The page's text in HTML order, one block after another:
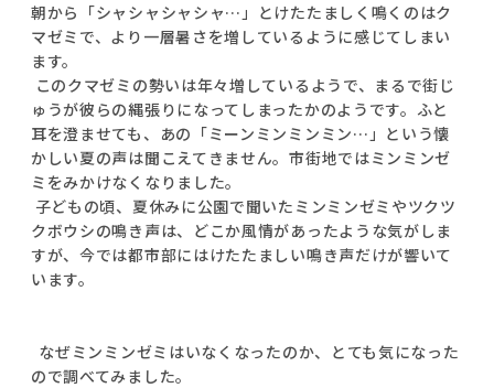
朝から「シャシャシャシャ…」とけたたましく鳴くのはク
マゼミで、より一層暑さを増しているように感じてしまい
ます。
このクマゼミの勢いは年々増しているようで、まるで街じ
ゅうが彼らの縄張りになってしまったかのようです。ふと
耳を澄ませても、あの「ミーンミンミンミン…」という懐
かしい夏の声は聞こえてきません。市街地ではミンミンゼ
ミをみかけなくなりました。
子どもの頃、夏休みに公園で聞いたミンミンゼミやツクツ
クボウシの鳴き声は、どこか風情があったような気がしま
すが、今では都市部にはけたたましい鳴き声だけが響いて
います。
なぜミンミンゼミはいなくなったのか、とても気になった
ので調べてみました。